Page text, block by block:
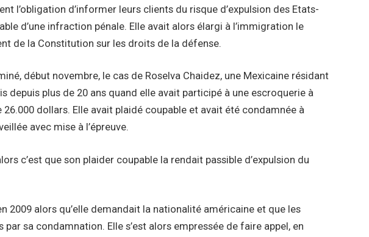
l’obligation d’informer leurs clients du risque d’expulsion des Etats-
d’une infraction pénale. Elle avait alors élargi à l’immigration le
de la Constitution sur les droits de la défense.
début novembre, le cas de Roselva Chaidez, une Mexicaine résidant
depuis plus de 20 ans quand elle avait participé à une escroquerie à
26.000 dollars. Elle avait plaidé coupable et avait été condamnée à
avec mise à l’épreuve.
c’est que son plaider coupable la rendait passible d’expulsion du
2009 alors qu’elle demandait la nationalité américaine et que les
sa condamnation. Elle s’est alors empressée de faire appel, en